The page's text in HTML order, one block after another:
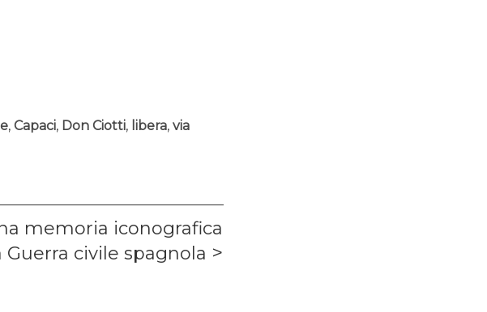
,Capaci, Don Ciotti, libera,via
memoria iconografica
Guerra civile spagnola